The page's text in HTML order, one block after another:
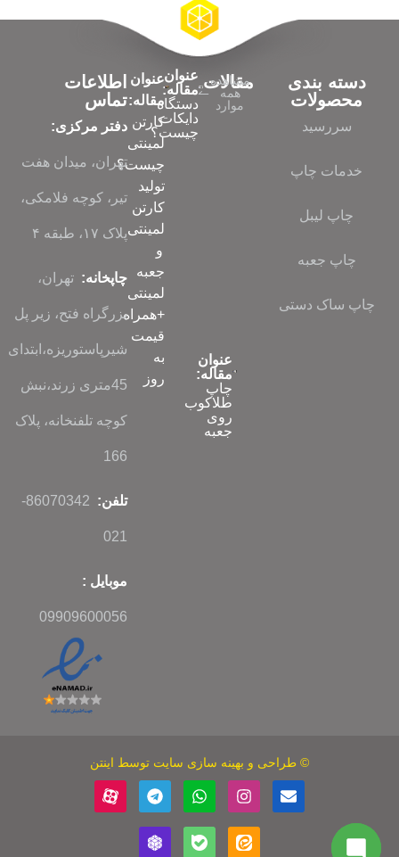
دسته بندی
محصولات
سررسید
خدمات چاپ
چاپ لیبل
چاپ جعبه
چاپ ساک دستی
مقالات
مشاهده
همه
موارد
عنوان
مقاله:
چاپ
طلاکوب
روی
جعبه
عنوان
مقاله:
دستگاه
دایکات
چیست؟
عنوان
مقاله:
کارتن
لمینتی
چیست؟
تولید
کارتن
لمینتی
و
جعبه
لمینتی
+همراه
قیمت
به
روز
اطلاعات
تماس
دفتر مرکزی:
تهران، میدان هفت
تیر، کوچه فلامکی،
پلاک ۱۷، طبقه ۴
چاپخانه: تهران،
بزرگراه فتح، زیر پل
شیرپاستوریزه،ابتدای
45متری زرند،نبش
کوچه تلفنخانه، پلاک
166
تلفن: 86070342-
021
موبایل :
09909600056
© طراحی و بهینه سازی سایت توسط اینتن